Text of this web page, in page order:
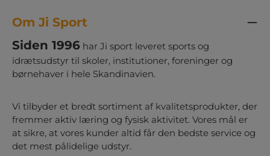
Om Ji Sport
Siden 1996 har Ji sport leveret sports og
idrætsudstyr til skoler, institutioner, foreninger og
børnehaver i hele Skandinavien.
Vi tilbyder et bredt sortiment af kvalitetsprodukter, der
fremmer aktiv læring og fysisk aktivitet. Vores mål er
at sikre, at vores kunder altid får den bedste service og
det mest pålidelige udstyr.